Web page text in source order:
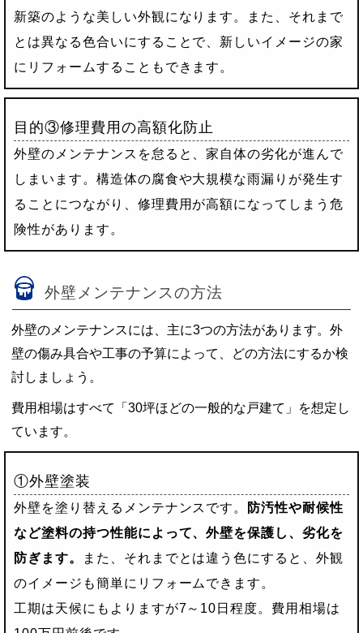
新築のような美しい外観になります。また、それまで
とは異なる色合いにすることで、新しいイメージの家
にリフォームすることもできます。
目的③修理費用の高額化防止
外壁のメンテナンスを怠ると、家自体の劣化が進んで
しまいます。構造体の腐食や大規模な雨漏りが発生す
ることにつながり、修理費用が高額になってしまう危
険性があります。
外壁メンテナンスの方法
外壁のメンテナンスには、主に3つの方法があります。外
壁の傷み具合や工事の予算によって、どの方法にするか検
討しましょう。
費用相場はすべて「30坪ほどの一般的な戸建て」を想定し
ています。
①外壁塗装
外壁を塗り替えるメンテナンスです。
防汚性や耐候性
など塗料の持つ性能によって、外壁を保護し、劣化を
防ぎます。
また、それまでとは違う色にすると、外観
のイメージも簡単にリフォームできます。
工期は天候にもよりますが7～10日程度。費用相場は